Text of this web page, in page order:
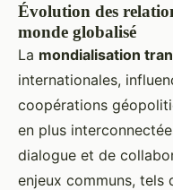
Évolution des
monde globalisé
La mondialisation
internationales,
coopérations
en plus
dialogue et de
enjeux communs, tels